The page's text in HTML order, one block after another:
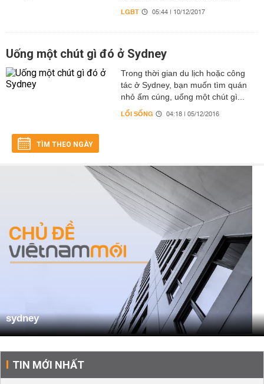
LGBT 05:44 | 10/12/2017
Uống một chút gì đó ở Sydney
Trong thời gian du lịch hoặc công
tác ở Sydney, bạn muốn tìm quán
nhỏ ấm cúng, uống một chút gì...
LỐI SỐNG 04:18 | 05/12/2016
TÌM THEO NGÀY
sydney
TIN MỚI NHẤT